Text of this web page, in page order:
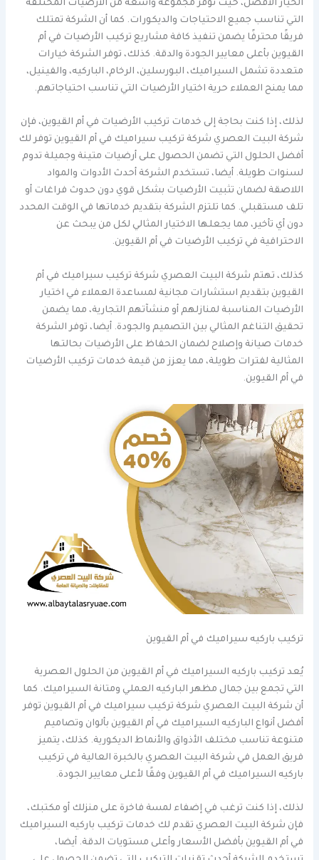
الخيار الأفضل، حيث توفر مجموعة واسعة من الأرضيات المختلفة
التي تناسب جميع الاحتياجات والديكورات. كما أن الشركة تمتلك
فريقًا محترفًا يضمن تنفيذ كافة مشاريع تركيب الأرضيات في أم
القيوين بأعلى معايير الجودة والدقة. كذلك، توفر الشركة خيارات
متعددة تشمل السيراميك، البورسلين، الرخام، الباركيه، والفينيل،
مما يمنح العملاء حرية اختيار الأرضيات التي تناسب احتياجاتهم.
لذلك، إذا كنت بحاجة إلى خدمات تركيب الأرضيات في أم القيوين، فإن
شركة البيت العصري شركة تركيب سيراميك في أم القيوين توفر لك
أفضل الحلول التي تضمن الحصول على أرضيات متينة وجميلة تدوم
لسنوات طويلة. أيضا، تستخدم الشركة أحدث الأدوات والمواد
اللاصقة لضمان تثبيت الأرضيات بشكل قوي دون حدوث فراغات أو
تلف مستقبلي. كما تلتزم الشركة بتقديم خدماتها في الوقت المحدد
دون أي تأخير، مما يجعلها الاختيار المثالي لكل من يبحث عن
الاحترافية في تركيب الأرضيات في أم القيوين.
كذلك، تهتم شركة البيت العصري شركة تركيب سيراميك في أم
القيوين بتقديم استشارات مجانية لمساعدة العملاء في اختيار
الأرضيات المناسبة لمنازلهم أو منشآتهم التجارية، مما يضمن
تحقيق التناغم المثالي بين التصميم والجودة. أيضا، توفر الشركة
خدمات صيانة وإصلاح لضمان الحفاظ على الأرضيات بحالتها
المثالية لفترات طويلة، مما يعزز من قيمة خدمات تركيب الأرضيات
في أم القيوين.
تركيب باركيه سيراميك في أم القيوين
يُعد تركيب باركيه السيراميك في أم القيوين من الحلول العصرية
التي تجمع بين جمال مظهر الباركيه العملي ومتانة السيراميك. كما
أن شركة البيت العصري شركة تركيب سيراميك في أم القيوين توفر
أفضل أنواع الباركيه السيراميك في أم القيوين بألوان وتصاميم
متنوعة تناسب مختلف الأذواق والأنماط الديكورية. كذلك، يتميز
فريق العمل في شركة البيت العصري بالخبرة العالية في تركيب
باركيه السيراميك في أم القيوين وفقًا لأعلى معايير الجودة.
لذلك، إذا كنت ترغب في إضفاء لمسة فاخرة على منزلك أو مكتبك،
فإن شركة البيت العصري تقدم لك خدمات تركيب باركيه السيراميك
في أم القيوين بأفضل الأسعار وأعلى مستويات الدقة. أيضا،